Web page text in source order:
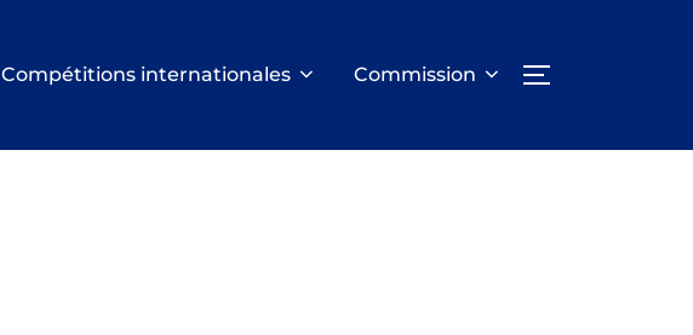
Compétitions internationales Commission PERMUTER